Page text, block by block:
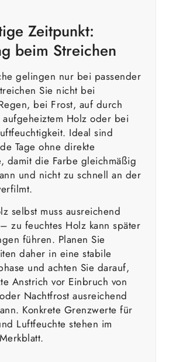
Zeitpunkt:
beim Streichen
gelingen nur bei passender
Sie nicht bei
bei Frost, auf durch
aufgeheiztem Holz oder bei
Ideal sind
Tage ohne direkte
damit die Farbe gleichmäßig
und nicht zu schnell an der
selbst muss ausreichend
zu feuchtes Holz kann später
führen. Planen Sie
daher in eine stabile
und achten Sie darauf,
Anstrich vor Einbruch von
Nachtfrost ausreichend
Konkrete Grenzwerte für
Luftfeuchte stehen im